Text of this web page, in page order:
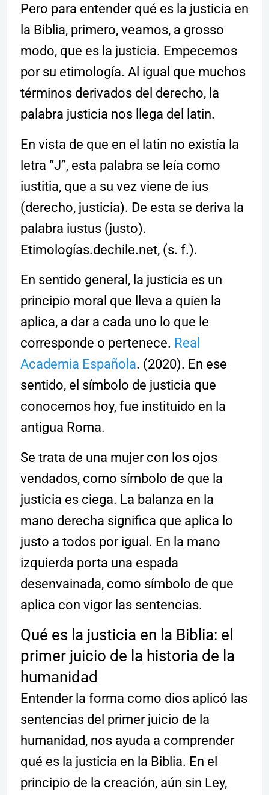
Pero para entender qué es la justicia en
la Biblia, primero, veamos, a grosso
modo, que es la justicia. Empecemos
por su etimología. Al igual que muchos
términos derivados del derecho, la
palabra justicia nos llega del latin.
En vista de que en el latin no existía la
letra “J”, esta palabra se leía como
iustitia, que a su vez viene de ius
(derecho, justicia). De esta se deriva la
palabra iustus (justo).
Etimologías.dechile.net, (s. f.).
En sentido general, la justicia es un
principio moral que lleva a quien la
aplica, a dar a cada uno lo que le
corresponde o pertenece. Real
Academia Española. (2020). En ese
sentido, el símbolo de justicia que
conocemos hoy, fue instituido en la
antigua Roma.
Se trata de una mujer con los ojos
vendados, como símbolo de que la
justicia es ciega. La balanza en la
mano derecha significa que aplica lo
justo a todos por igual. En la mano
izquierda porta una espada
desenvainada, como símbolo de que
aplica con vigor las sentencias.
Qué es la justicia en la Biblia: el
primer juicio de la historia de la
humanidad
Entender la forma como dios aplicó las
sentencias del primer juicio de la
humanidad, nos ayuda a comprender
qué es la justicia en la Biblia. En el
principio de la creación, aún sin Ley,